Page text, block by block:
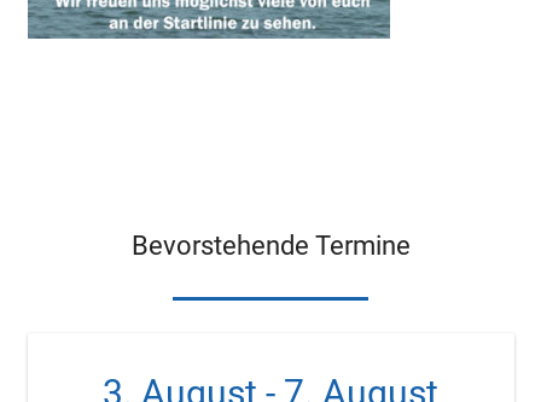
Bevorstehende Termine
3. August - 7. August